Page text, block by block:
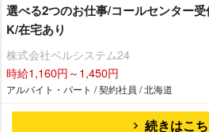
選べる2つのお仕事/コールセンター
K/在宅あり
株式会社ベルシステム24
時給1,160円～1,450円
アルバイト・パート / 契約社員 / 北海道
続きはこ